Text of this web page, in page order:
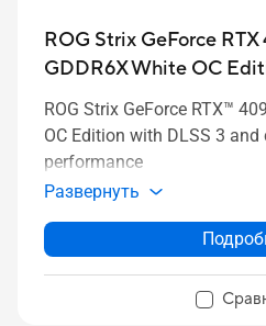
ROG Strix GeForce
GDDR6X White OC
ROG Strix GeForce RTX™
OC Edition with DLSS 3
performance
Развернуть